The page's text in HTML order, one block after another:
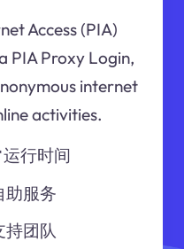
Access (PIA)
PIA Proxy Login,
internet
activities.
行时间
助服务
持团队